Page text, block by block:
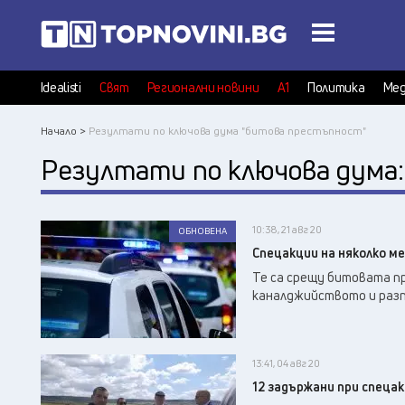
Idealisti Свят Регионални новини А1 Политика
Начало > Резултати по ключова дума "битова престъпност"
Резултати по ключова дума:
ОБНОВЕНА 10:38, 21 авг 20
Спецакции на няколко
Те са срещу битовата
каналджийството и
13:41, 04 авг 20
12 задържани при